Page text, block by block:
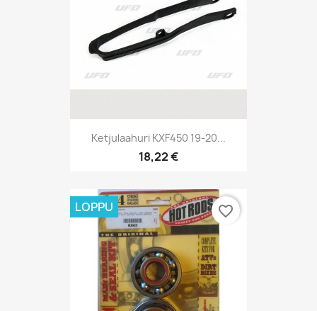
Ketjulaahuri KXF450 19-20...
18,22 €
LOPPU favorite_border